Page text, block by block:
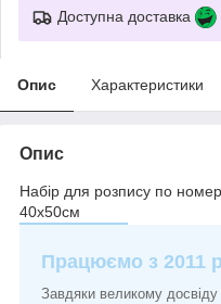
Доступна доставка
Опис Характеристики
Опис
Набір для розпису по
40х50см
Працюємо з 2011
Завдяки великому досвіду